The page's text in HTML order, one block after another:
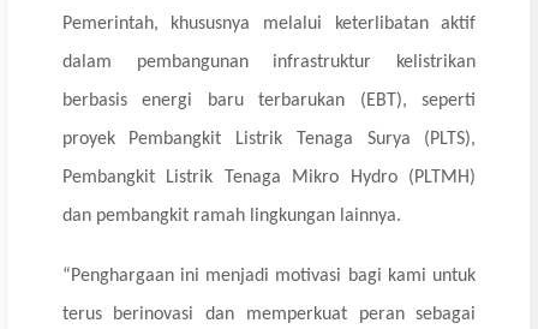
Pemerintah, khususnya melalui keterlibatan aktif
dalam pembangunan infrastruktur kelistrikan
berbasis energi baru terbarukan (EBT),seperti
proyek Pembangkit Listrik Tenaga Surya (PLTS),
Pembangkit Listrik Tenaga Mikro Hydro (PLTMH)
dan pembangkit ramah lingkungan lainnya.
“Penghargaan ini menjadi motivasi bagi kami untuk
terus berinovasi dan memperkuat peran sebagai